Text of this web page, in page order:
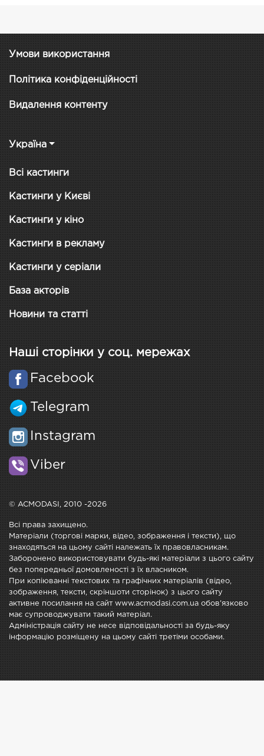
Умови використання
Політика конфіденційності
Видалення контенту
Україна
Всі кастинги
Кастинги у Києві
Кастинги у кіно
Кастинги в рекламу
Кастинги у серіали
База акторів
Новини та статті
Наші сторінки у соц. мережах
Facebook
Telegram
Instagram
Viber
© ACMODASI, 2010 -2026
Всі права захищено.
Матеріали (торгові марки, відео, зображення і тексти), що
знаходяться на цьому сайті належать їх правовласникам.
Заборонено використовувати будь-які матеріали з цього сайту
без попередньої домовленості з їх власником.
При копіюванні текстових та графічних матеріалів (відео,
зображення, тексти, скріншоти сторінок) з цього сайту
активне посилання на сайт www.acmodasi.com.ua обов'язково
має супроводжувати такий матеріал.
Адміністрація сайту не несе відповідальності за будь-яку
інформацію розміщену на цьому сайті третіми особами.